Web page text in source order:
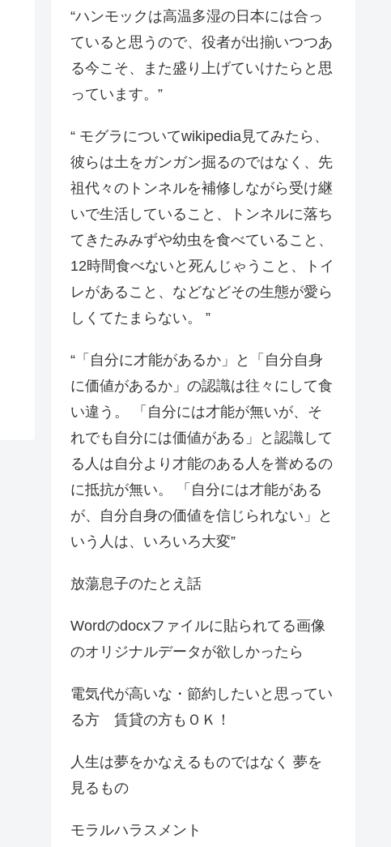
“ハンモックは高温多湿の日本には合っ
ていると思うので、役者が出揃いつつあ
る今こそ、また盛り上げていけたらと思
っています。”
“ モグラについてwikipedia見てみたら、
彼らは土をガンガン掘るのではなく、先
祖代々のトンネルを補修しながら受け継
いで生活していること、トンネルに落ち
てきたみみずや幼虫を食べていること、
12時間食べないと死んじゃうこと、トイ
レがあること、などなどその生態が愛ら
しくてたまらない。 ”
“「自分に才能があるか」と「自分自身
に価値があるか」の認識は往々にして食
い違う。 「自分には才能が無いが、そ
れでも自分には価値がある」と認識して
る人は自分より才能のある人を誉めるの
に抵抗が無い。 「自分には才能がある
が、自分自身の価値を信じられない」と
いう人は、いろいろ大変”
放蕩息子のたとえ話
Wordのdocxファイルに貼られてる画像
のオリジナルデータが欲しかったら
電気代が高いな・節約したいと思ってい
る方 賃貸の方もＯＫ！
人生は夢をかなえるものではなく 夢を
見るもの
モラルハラスメント